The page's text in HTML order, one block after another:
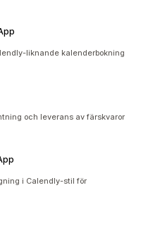
liknande kalenderbokning
och leverans av färskvaror
i Calendly-stil för